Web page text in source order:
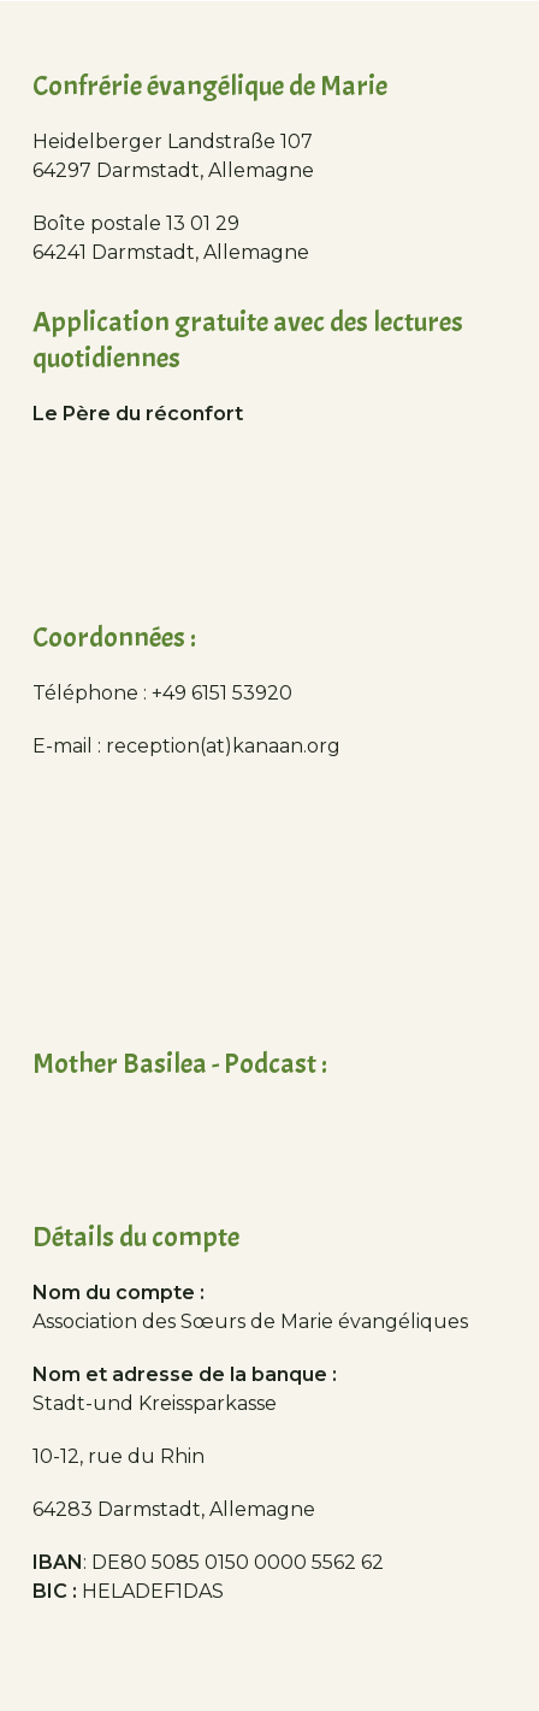
Confrérie évangélique de Marie
Heidelberger Landstraße 107
64297 Darmstadt, Allemagne
Boîte postale 13 01 29
64241 Darmstadt, Allemagne
Application gratuite avec des lectures
quotidiennes
Le Père du réconfort
Coordonnées :
Téléphone : +49 6151 53920
E-mail : reception(at)kanaan.org
Mother Basilea - Podcast :
Détails du compte
Nom du compte :
Association des Sœurs de Marie évangéliques
Nom et adresse de la banque :
Stadt-und Kreissparkasse
10-12, rue du Rhin
64283 Darmstadt, Allemagne
IBAN: DE80 5085 0150 0000 5562 62
BIC : HELADEF1DAS